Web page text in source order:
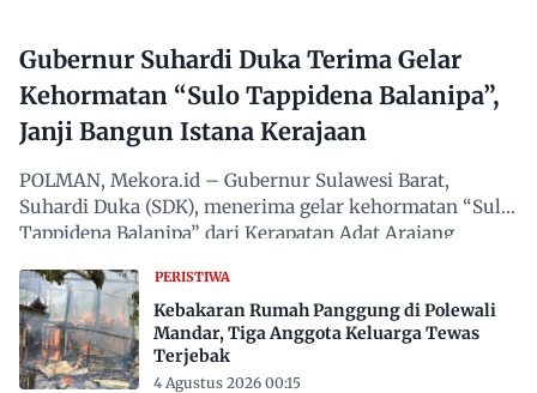
Gubernur Suhardi Duka Terima Gelar
Kehormatan “Sulo Tappidena Balanipa”,
Janji Bangun Istana Kerajaan
POLMAN, Mekora.id – Gubernur Sulawesi Barat,
Suhardi Duka (SDK), menerima gelar kehormatan “Sulo
Tappidena Balanipa” dari Kerapatan Adat Arajang
PERISTIWA
Kebakaran Rumah Panggung di Polewali
Mandar, Tiga Anggota Keluarga Tewas
Terjebak
4 Agustus 2026 00:15